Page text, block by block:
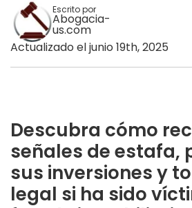
Escrito por
Abogacia-
us.com
Actualizado el junio 19th, 2025
Descubra cómo
señales de estafa,
sus inversiones y
legal si ha sido